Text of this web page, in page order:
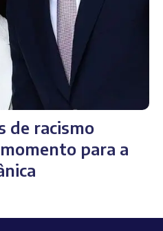
de racismo
para a